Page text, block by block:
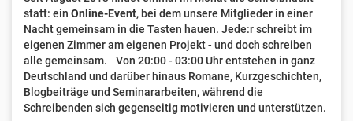
statt: ein Online-Event, bei dem unsere Mitglieder in einer
Nacht gemeinsam in die Tasten hauen. Jede:r schreibt im
eigenen Zimmer am eigenen Projekt - und doch schreiben
alle gemeinsam. Von 20:00 - 03:00 Uhr entstehen in ganz
Deutschland und darüber hinaus Romane, Kurzgeschichten,
Blogbeiträge und Seminararbeiten, während die
Schreibenden sich gegenseitig motivieren und unterstützen.